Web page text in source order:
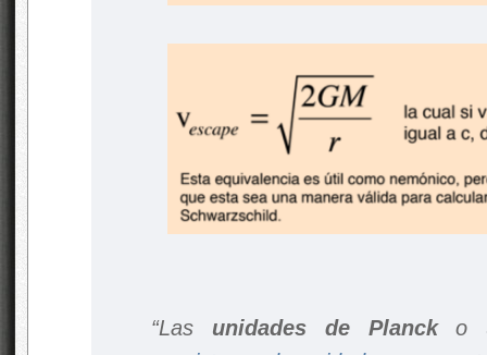
“Las unidades de Plancko